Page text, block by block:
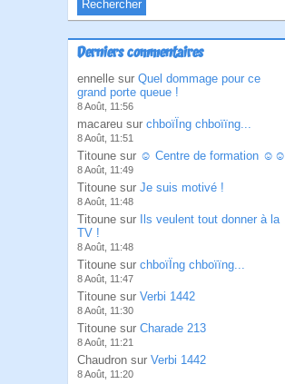
Derniers commentaires
ennelle sur Quel dommage pour ce
grand porte queue !
8 Août, 11:56
macareu sur chboïÏng chboïïng...
8 Août, 11:51
Titoune sur ☺ Centre de formation ☺☺
8 Août, 11:49
Titoune sur Je suis motivé !
8 Août, 11:48
Titoune sur
Ils veulent tout donner à la
TV !
8 Août, 11:48
Titoune sur chboïÏng chboïïng...
8 Août, 11:47
Titoune sur Verbi 1442
8 Août, 11:30
Titoune sur Charade 213
8 Août, 11:21
Chaudron sur Verbi 1442
8 Août, 11:20